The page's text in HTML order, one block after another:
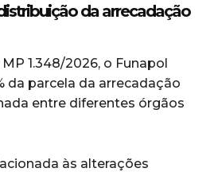
da arrecadação
1.348/2026, o Funapol
da parcela da arrecadação
entre diferentes órgãos
às alterações